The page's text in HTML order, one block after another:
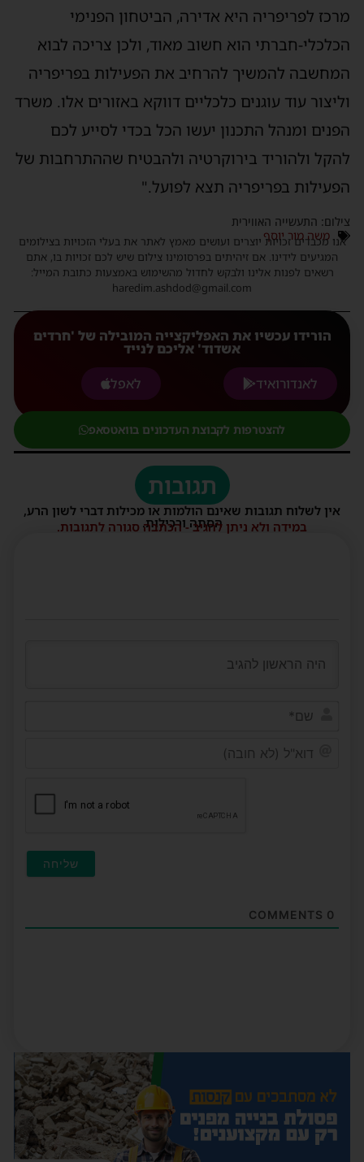
מרכז לפריפריה היא אדירה, הביטחון הפנימי
הכלכלי-חברתי הוא חשוב מאוד, ולכן צריכה לבוא
המחשבה להמשיך להרחיב את הפעילות בפריפריה
וליצור עוד עוגנים כלכליים דווקא באזורים אלו. משרד
הפנים ומנהל התכנון יעשו הכל בכדי לסייע לכם
להקל ולהוריד בירוקרטיה ולהבטיח שההתרחבות של
הפעילות בפריפריה תצא לפועל."
צילום: התעשייה האווירית
משה מור יוסף
אנו מכבדים זכויות יוצרים ועושים מאמץ לאתר את בעלי הזכויות בצילומים
המגיעים לידינו. אם זיהיתים בפרסומינו צילום שיש לכם זכויות בו, אתם
רשאים לפנות אלינו ולבקש לחדול מהשימוש באמצעות כתובת המייל:
haredim.ashdod@gmail.com
הורידו עכשיו את האפליקצייה המובילה של 'חרדים
אשדוד' אליכם לנייד
לאנדורואיד
לאפל
להצטרפות לקבוצת העדכונים בוואטסאפ
תגובות
אין לשלוח תגובות שאינם הולמות או מכילות דברי לשון הרע,
הסתה ורכילות.
במידה ולא ניתן להגיב - הכתבה סגורה לתגובות.
0